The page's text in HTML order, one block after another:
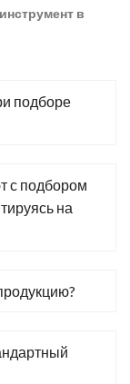
в
подборе
с подбором
на